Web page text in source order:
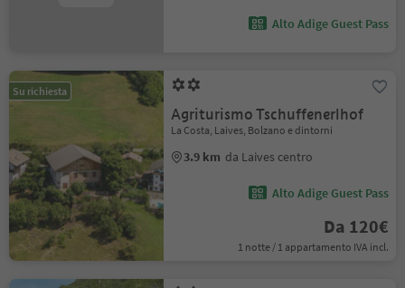
Alto Adige Guest Pass
Su richiesta
Agriturismo Tschuffenerlhof
La Costa, Laives, Bolzano e dintorni
3.9 km da Laives centro
Alto Adige Guest Pass
Da 120€
1 notte / 1 appartamento IVA incl.